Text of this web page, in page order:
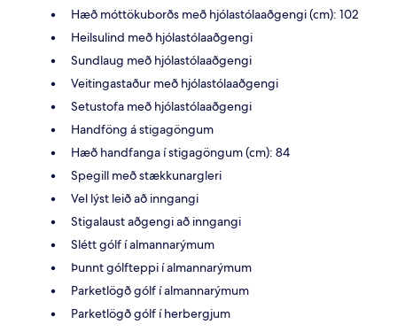
Hæð móttökuborðs með hjólastólaaðgengi (cm): 102
Heilsulind með hjólastólaaðgengi
Sundlaug með hjólastólaaðgengi
Veitingastaður með hjólastólaaðgengi
Setustofa með hjólastólaaðgengi
Handföng á stigagöngum
Hæð handfanga í stigagöngum (cm): 84
Spegill með stækkunargleri
Vel lýst leið að inngangi
Stigalaust aðgengi að inngangi
Slétt gólf í almannarýmum
Þunnt gólfteppi í almannarýmum
Parketlögð gólf í almannarýmum
Parketlögð gólf í herbergjum